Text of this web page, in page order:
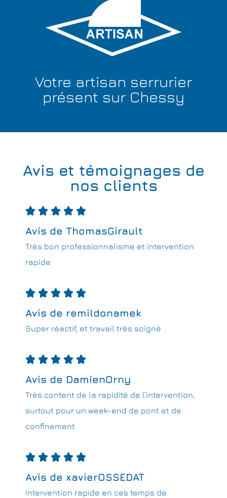
Votre artisan serrurier
présent sur Chessy
Avis et témoignages de
nos clients
    
Avis de ThomasGirault
Très bon professionnalisme et intervention
rapide
    
Avis de remildonamek
Super réactif, et travail très soigné
    
Avis de DamienOrny
Très content de la rapidité de l’intervention,
surtout pour un week-end de pont et de
confinement
    
Avis de xavierOSSEDAT
Intervention rapide en ces temps de